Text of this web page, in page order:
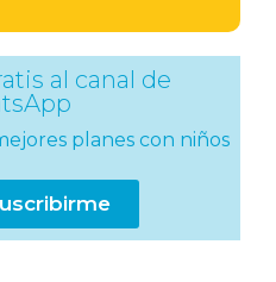
al canal de
planes con niños